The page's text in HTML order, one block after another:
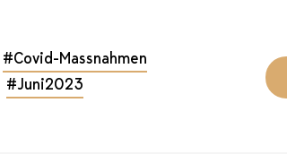
#Covid-Massnahmen
#Juni2023